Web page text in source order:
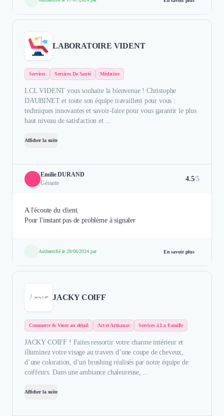
LABORATOIRE VIDENT
Services Services De Santé Médecine
LCL VIDENT vous souhaite la bienvenue ! Christophe
DAUBINET et toute son équipe travaillent pour vous :
techniques innovantes et savoir-faire pour vous garantir le plus
haut niveau de satisfaction et ...
Afficher la suite
Emilie DURAND
Gérante
4.5/5
A l'écoute du client.
Pour l'instant pas de problème à signaler
Authentifié le 28/06/2024 par En savoir plus
JACKY COIFF
Commerce & Vente au détail Art et Artisanat Services à La Famille
JACKY COIFF ! Faites ressortir votre charme intérieur et
illuminez votre visage au travers d’une coupe de cheveux,
d’une coloration, d’un brushing réalisés par notre équipe de
coiffeurs. Dans une ambiance chaleureuse, ...
Afficher la suite